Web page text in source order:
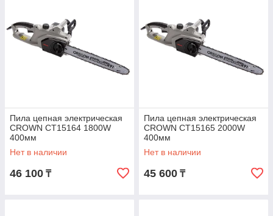
Пила цепная электрическая
CROWN CT15164 1800W
400мм
Нет в наличии
46 100 ₸
Пила цепная электрическая
CROWN CT15165 2000W
400мм
Нет в наличии
45 600 ₸